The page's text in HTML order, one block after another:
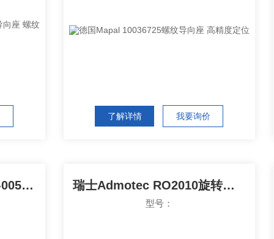
了解详情 我要询价
Dollinger VE‑1113‑2424‑005 面板滤芯 瑞士Admotec RO2010旋转变压器 小尺寸
型号：